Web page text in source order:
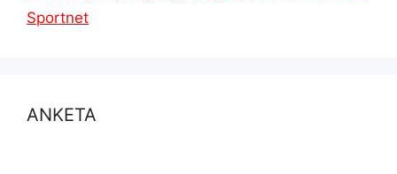
Sportnet
ANKETA